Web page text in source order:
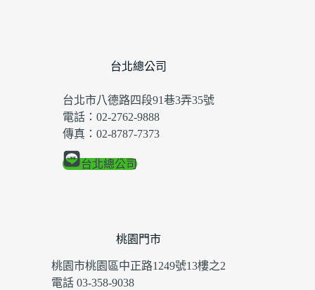
台北總公司
台北市八德路四段91巷3弄35號
電話：02-2762-9888
傳真：02-8787-7373
台北總公司
桃園門市
桃園市桃園區中正路1249號13樓之2
電話 03-358-9038